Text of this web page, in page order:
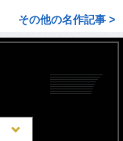
その他の名作記事 >